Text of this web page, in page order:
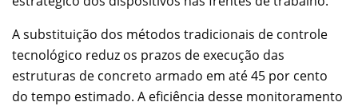
A substituição dos métodos tradicionais de controle
tecnológico reduz os prazos de execução das
estruturas de concreto armado em até 45 por cento
do tempo estimado. A eficiência desse monitoramento